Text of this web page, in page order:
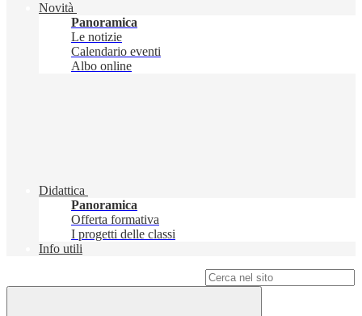
Novità
Panoramica
Le notizie
Calendario eventi
Albo online
Didattica
Panoramica
Offerta formativa
I progetti delle classi
Info utili